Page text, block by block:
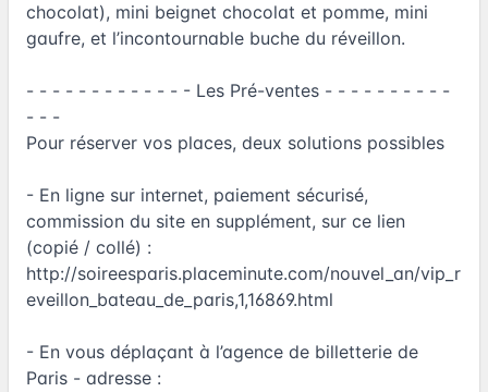
chocolat), mini beignet chocolat et pomme, mini
gaufre, et l’incontournable buche du réveillon.
- - - - - - - - - - - - - Les Pré-ventes - - - - - - - - - -
- - -
Pour réserver vos places, deux solutions possibles
- En ligne sur internet, paiement sécurisé,
commission du site en supplément, sur ce lien
(copié / collé) :
http://soireesparis.placeminute.com/nouvel_an/vip_r
eveillon_bateau_de_paris,1,16869.html
- En vous déplaçant à l’agence de billetterie de
Paris - adresse :